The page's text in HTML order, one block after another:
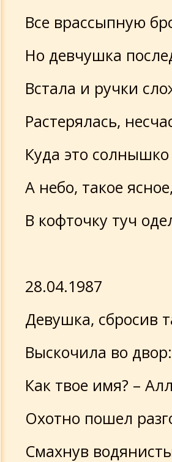
Все врассыпную
Но девчушка
Встала и ручки
Растерялась,
Куда это солнышко
А небо, такое ясное,
В кофточку туч
28.04.1987
Девушка, сбросив
Выскочила во двор:
Как твое имя? –
Охотно пошел
Смахнув